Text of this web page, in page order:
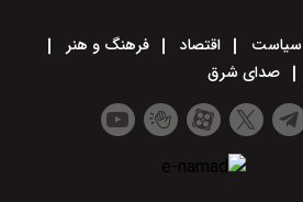
سیاست اقتصاد
فرهنگ و هنر
صدای شرق